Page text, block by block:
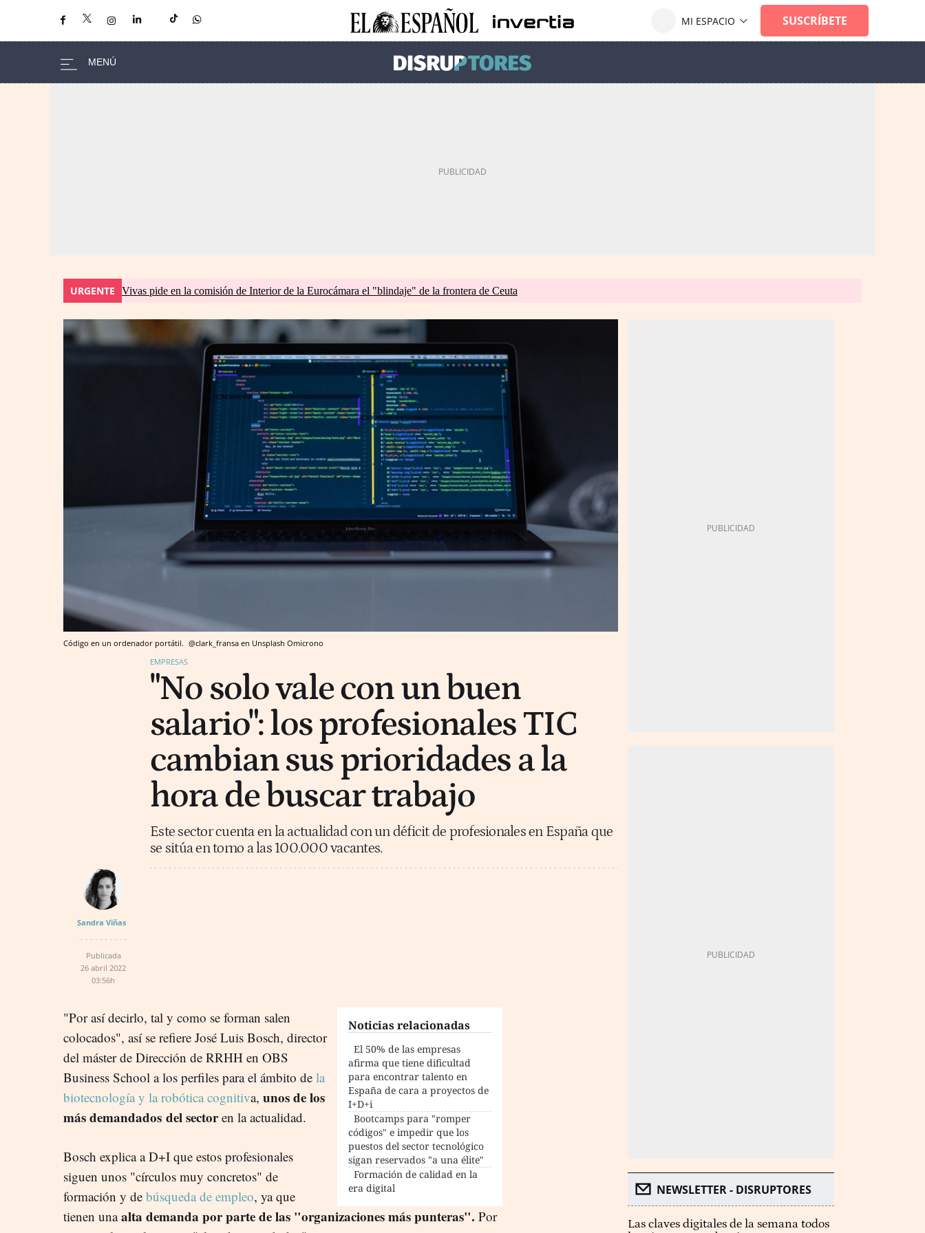
URGENTE Vivas pide en la comisión de Interior de la Eurocámara el "blindaje" de la frontera de Ceuta
Código en un ordenador portátil. @clark_fransa en Unsplash Omicrono
EMPRESAS
"No solo vale con un buen
salario": los profesionales TIC
cambian sus prioridades a la
hora de buscar trabajo
Este sector cuenta en la actualidad con un déficit de profesionales en España que
se sitúa en torno a las 100.000 vacantes.
Sandra Viñas
Publicada
26 abril 2022
03:56h
Noticias relacionadas
El 50% de las empresas
afirma que tiene dificultad
para encontrar talento en
España de cara a proyectos de
I+D+i
Bootcamps para "romper
códigos" e impedir que los
puestos del sector tecnológico
sigan reservados "a una élite"
Formación de calidad en la
era digital
"Por así decirlo, tal y como se forman salen
colocados", así se refiere José Luis Bosch, director
del máster de Dirección de RRHH en OBS
Business School a los perfiles para el ámbito de la
biotecnología y la robótica cognitiva, unos de los
más demandados del sectoren la actualidad.
Bosch explica a D+I que estos profesionales
siguen unos "círculos muy concretos" de
formación y de búsqueda de empleo, ya que
tienen unaalta demanda por parte de las "organizaciones más punteras". Por
NEWSLETTER - DISRUPTORES
Las claves digitales de la semana todos